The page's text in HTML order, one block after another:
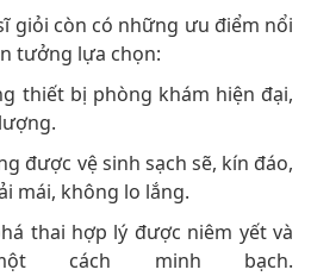
giỏi còn có những ưu điểm nổi
tưởng lựa chọn:
thiết bị phòng khám hiện đại,
được vệ sinh sạch sẽ, kín đáo,
mái, không lo lắng.
thai hợp lý được niêm yết và
cách minh bạch.